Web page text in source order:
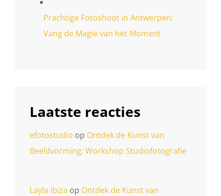
Prachtige Fotoshoot in Antwerpen:
Vang de Magie van het Moment
Laatste reacties
efotostudio op Ontdek de Kunst van
Beeldvorming: Workshop Studiofotografie
Layla ibiza op Ontdek de Kunst van